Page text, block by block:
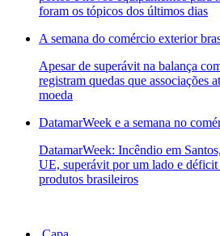
foram os tópicos dos últimos dias
A semana do comércio exterior
Apesar de superávit na balança
registram quedas que associações
moeda
DatamarWeek e a semana no
DatamarWeek: Incêndio em
UE, superávit por um lado e
produtos brasileiros